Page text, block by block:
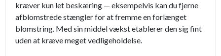
kræver kun let beskæring — eksempelvis kan du fjerne
afblomstrede stængler for at fremme en forlænget
blomstring. Med sin middel vækst etablerer den sig fint
uden at kræve meget vedligeholdelse.